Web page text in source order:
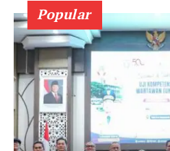
Popular